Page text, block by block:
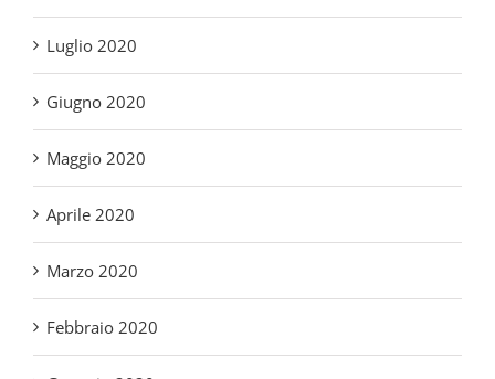
Maggio 2020
Aprile 2020
Marzo 2020
Febbraio 2020
Gennaio 2020
Dicembre 2019
Novembre 2019